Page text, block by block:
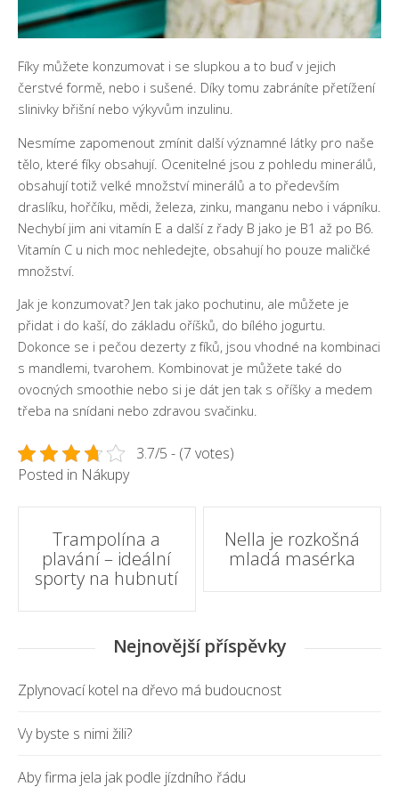
Fíky můžete konzumovat i se slupkou a to buď v jejich
čerstvé formě, nebo i sušené. Díky tomu zabráníte přetížení
slinivky břišní nebo výkyvům inzulinu.
Nesmíme zapomenout zmínit další významné látky pro naše
tělo, které fíky obsahují. Ocenitelné jsou z pohledu minerálů,
obsahují totiž velké množství minerálů a to především
draslíku, hořčíku, mědi, železa, zinku, manganu nebo i vápníku.
Nechybí jim ani vitamín E a další z řady B jako je B1 až po B6.
Vitamín C u nich moc nehledejte, obsahují ho pouze maličké
množství.
Jak je konzumovat? Jen tak jako pochutinu, ale můžete je
přidat i do kaší, do základu oříšků, do bílého jogurtu.
Dokonce se i pečou dezerty z fíků, jsou vhodné na kombinaci
s mandlemi, tvarohem. Kombinovat je můžete také do
ovocných smoothie nebo si je dát jen tak s oříšky a medem
třeba na snídani nebo zdravou svačinku.
3.7/5 - (7 votes)
Posted in Nákupy
Post
navigation
Trampolína a
plavání – ideální
sporty na hubnutí
Nella je rozkošná
mladá masérka
Nejnovější příspěvky
Zplynovací kotel na dřevo má budoucnost
Vy byste s nimi žili?
Aby firma jela jak podle jízdního řádu